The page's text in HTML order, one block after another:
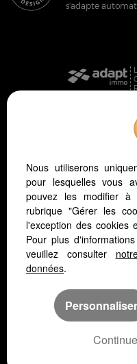
s’adapte
Vichy (03200)
Cusset (03300)
Creuzier Le Vieux (03300)
Le Vernet (03200)
Abrest (03200)
Bellerive Sur Allier (03700)
Hauterive (03270)
Vendat (03110)
Saint Germain Des Fosses (03260)
Nous utiliserons
pour lesquelles vous
pouvez les modifier
rubrique "Gérer les
l'exception des cookies
Pour plus
veuillez consulter
données.
Personnaliser